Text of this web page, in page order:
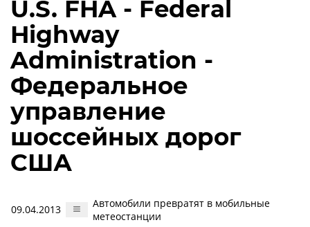
U.S. FHA - Federal
Highway
Administration -
Федеральное
управление
шоссейных дорог
США
09.04.2013
Автомобили превратят в мобильные
метеостанции